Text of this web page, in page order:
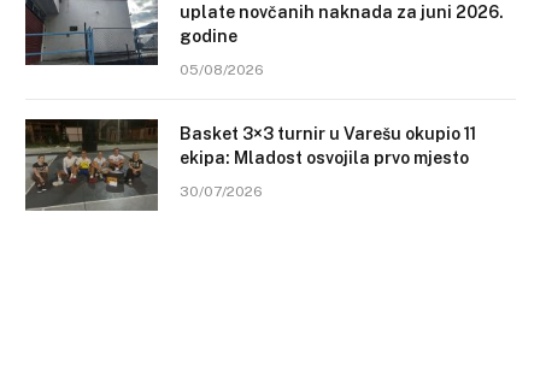
uplate novčanih naknada za juni 2026.
godine
05/08/2026
Basket 3×3 turnir u Varešu okupio 11
ekipa: Mladost osvojila prvo mjesto
30/07/2026